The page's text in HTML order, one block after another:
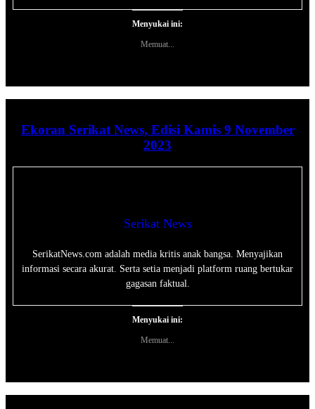
Menyukai ini:
Memuat...
Ekoran Serikat News, Edisi Kamis 9 November
2023
Serikat News
SerikatNews.com adalah media kritis anak bangsa. Menyajikan
informasi secara akurat. Serta setia menjadi platform ruang bertukar
gagasan faktual.
Menyukai ini:
Memuat...